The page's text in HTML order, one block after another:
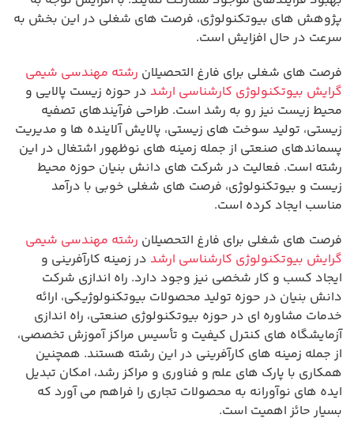
پژوهش های بیوتکنولوژی، فرصت های شغلی در این بخش به
سرعت در حال افزایش است.
فرصت های شغلی برای فارغ التحصیلان رشته مهندسی شیمی
گرایش بیوتکنولوژی کارشناسی ارشد در حوزه زیست پالایی و
محیط زیست نیز رو به رشد است. طراحی فرآیندهای تصفیه
زیستی، تولید سوخت های زیستی، پالایش آلاینده ها و مدیریت
پسماندهای صنعتی از جمله زمینه های نوظهور اشتغال در این
رشته است. فعالیت در شرکت های دانش بنیان حوزه محیط
زیست و بیوتکنولوژی، فرصت های شغلی خوبی با درآمد
مناسب ایجاد کرده است.
فرصت های شغلی برای فارغ التحصیلان رشته مهندسی شیمی
گرایش بیوتکنولوژی کارشناسی ارشد در زمینه کارآفرینی و
ایجاد کسب و کار شخصی نیز وجود دارد. راه اندازی شرکت
دانش بنیان در حوزه تولید محصولات بیوتکنولوژیکی، ارائه
خدمات مشاوره ای در حوزه بیوتکنولوژی صنعتی، راه اندازی
آزمایشگاه های کنترل کیفیت و تأسیس مراکز آموزش تخصصی،
از جمله زمینه های کارآفرینی در این رشته هستند. همچنین
همکاری با پارک های علم و فناوری و مراکز رشد، امکان تبدیل
ایده های نوآورانه به محصولات تجاری را فراهم می آورد که
بسیار حائز اهمیت است.